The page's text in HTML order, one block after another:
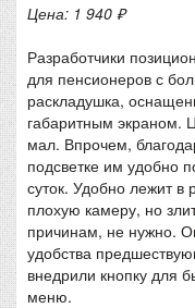
Цена: 1 940 ₽
Разработчики
для пенсионеров с
раскладушка,
габаритным экраном.
мал. Впрочем,
подсветке им удобно
суток. Удобно лежит в
плохую камеру, но
причинам, не нужно.
удобства
внедрили кнопку для
меню.